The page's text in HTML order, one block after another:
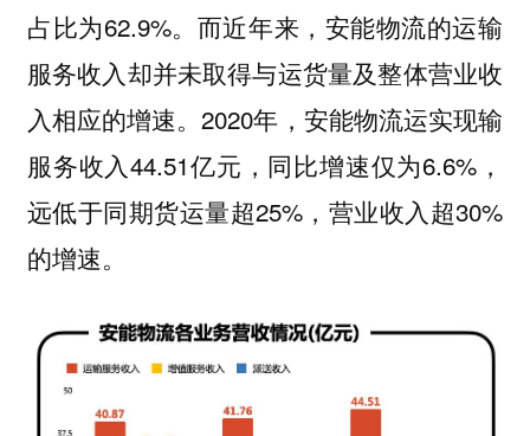
占比为62.9%。而近年来，安能物流的运输
服务收入却并未取得与运货量及整体营业收
入相应的增速。2020年，安能物流运实现输
服务收入44.51亿元，同比增速仅为6.6%，
远低于同期货运量超25%，营业收入超30%
的增速。